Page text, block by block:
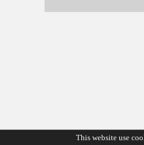
This website use